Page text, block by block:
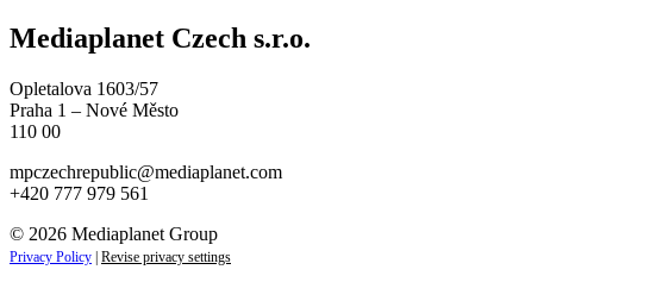
Mediaplanet Czech s.r.o.
Opletalova 1603/57
Praha 1 – Nové Město
110 00
mpczechrepublic@mediaplanet.com
+420 777 979 561
© 2026 Mediaplanet Group
Privacy Policy Revise privacy settings